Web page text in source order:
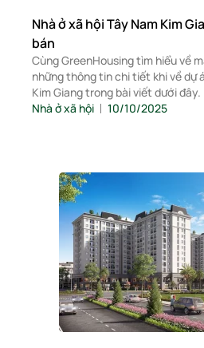
Nhà ở xã hội Tây Nam Kim
bán
Cùng GreenHousing tìm hiểu về
những thông tin chi tiết khi về dự
Kim Giang trong bài viết dưới đây.
Nhà ở xã hội
10/10/2025